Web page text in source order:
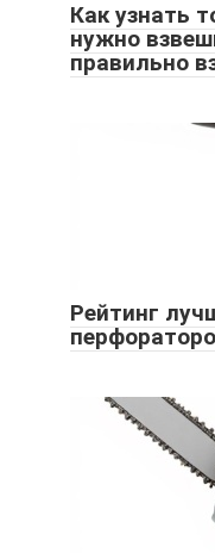
Как узнать
нужно
правильно
Рейтинг